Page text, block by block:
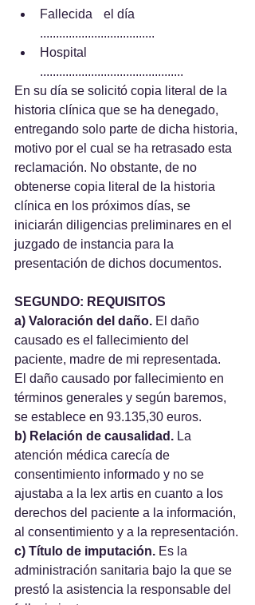
Fallecida 	el día
....................................
Hospital
.............................................
En su día se solicitó copia literal de la
historia clínica que se ha denegado,
entregando solo parte de dicha historia,
motivo por el cual se ha retrasado esta
reclamación. No obstante, de no
obtenerse copia literal de la historia
clínica en los próximos días, se
iniciarán diligencias preliminares en el
juzgado de instancia para la
presentación de dichos documentos.
SEGUNDO: REQUISITOS
a) Valoración del daño. El daño
causado es el fallecimiento del
paciente, madre de mi representada.
El daño causado por fallecimiento en
términos generales y según baremos,
se establece en 93.135,30 euros.
b) Relación de causalidad. La
atención médica carecía de
consentimiento informado y no se
ajustaba a la lex artis en cuanto a los
derechos del paciente a la información,
al consentimiento y a la representación.
c) Título de imputación. Es la
administración sanitaria bajo la que se
prestó la asistencia la responsable del